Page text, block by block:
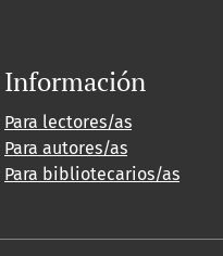
Información
Para lectores/as
Para autores/as
Para bibliotecarios/as